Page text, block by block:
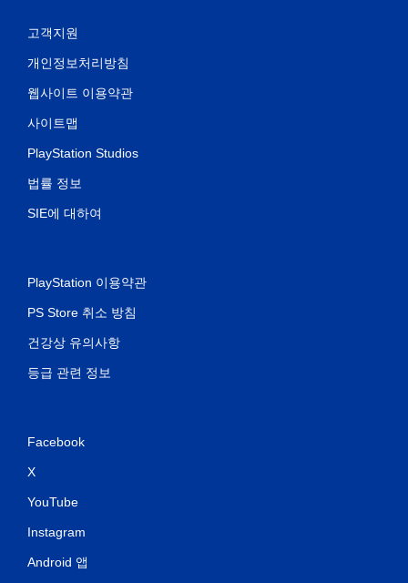
고객지원
개인정보처리방침
웹사이트 이용약관
사이트맵
PlayStation Studios
법률 정보
SIE에 대하여
PlayStation 이용약관
PS Store 취소 방침
건강상 유의사항
등급 관련 정보
Facebook
X
YouTube
Instagram
Android 앱